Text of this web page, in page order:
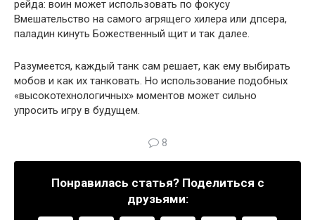
рейда: воин может использовать по фокусу
Вмешательство на самого агрящего хилера или дпсера,
паладин кинуть Божественный щит и так далее.
Разумеется, каждый танк сам решает, как ему выбирать
мобов и как их танковать. Но использование подобных
«высокотехнологичных» моментов может сильно
упросить игру в будущем.
8
Понравилась статья? Поделиться с
друзьями: